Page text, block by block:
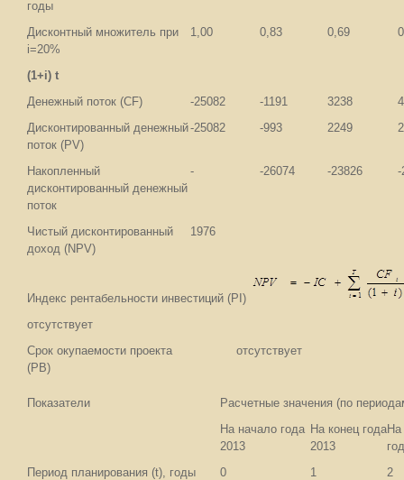
годы
Дисконтный множитель при
i=20%
1,00 0,83 0,69
(1+i) t
Денежный поток (CF)
-25082 -1191 3238
Дисконтированный денежный
поток (PV)
-25082 -993 2249
Накопленный
дисконтированный денежный
поток
- -26074 -23826 -
Чистый дисконтированный
доход (NPV)
1976
Индекс рентабельности инвестиций (PI)
отсутствует
Срок окупаемости проекта
(PB)
отсутствует
Показатели
Расчетные значения (по
На начало года
2013
На конец года
2013
На
Период планирования (t), годы
0 1
2